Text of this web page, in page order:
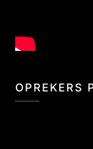
OPREKERS